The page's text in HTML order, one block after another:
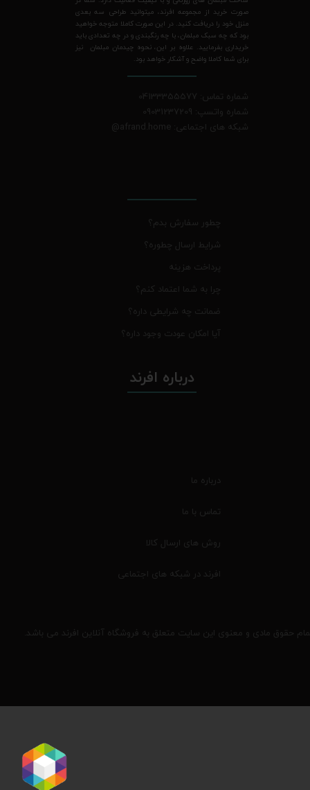
صورت خرید از مجموعه افرند، میتوانید طراحی سه بعدی
منزل خود را دریافت کنید. در این صورت کاملا متوجه خواهید
بود که چه سبک مبلمان، با چه رنگبندی و در چه تعدادی باید
خریداری بفرمایید. علاوه بر این، نحوه چیدمان مبلمان نیز
برای شما کاملا واضح و آشکار خواهد بود.
شماره تماس: 04133355577
شماره واتسپ: 09031237209
شبکه های اجتماعی: afrand.home
@
چطور سفارش بدم؟
شرایط ارسال چطوره؟
پرداخت هزینه
چرا به شما اعتماد کنم؟
ضمانت چه شرایطی داره؟
آیا امکان عودت وجود داره؟
حقوق مادی و معنوی این سایت متعلق به فروشگاه آنلاین افرند می باشد.
درباره افرند
درباره ما
تماس با ما
روش های ارسال کالا
افرند در شبکه های اجتماعی